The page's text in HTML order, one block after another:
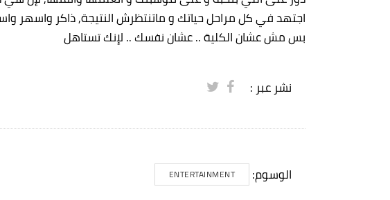
اجتهد في كل مراحل حياتك و ماتنتظرش النتيجة, ذاكر واسهر
بس مش عشان الكلية .. عشان نفسك .. لإنك تستاهل
نشر عبر :
الوسوم: ENTERTAINMENT